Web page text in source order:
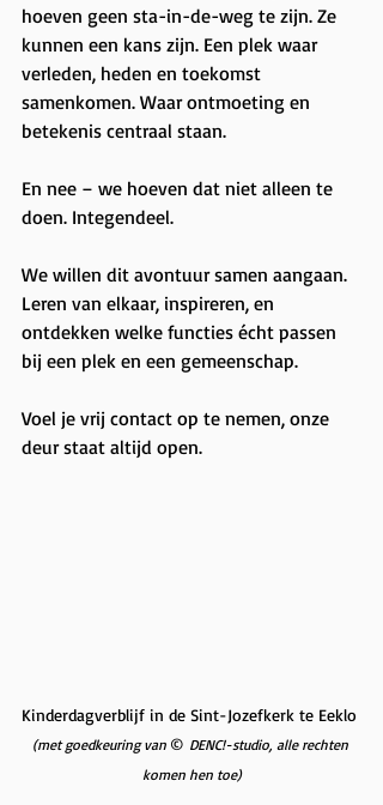
hoeven geen sta-in-de-weg te zijn. Ze
kunnen een kans zijn. Een plek waar
verleden, heden en toekomst
samenkomen. Waar ontmoeting en
betekenis centraal staan.
En nee – we hoeven dat niet alleen te
doen. Integendeel.
We willen dit avontuur samen aangaan.
Leren van elkaar, inspireren, en
ontdekken welke functies écht passen
bij een plek en een gemeenschap.
Voel je vrij contact op te nemen, onze
deur staat altijd open.
Kinderdagverblijf in de Sint-Jozefkerk te Eeklo
(met goedkeuring van © DENC!-studio, alle rechten
komen hen toe)